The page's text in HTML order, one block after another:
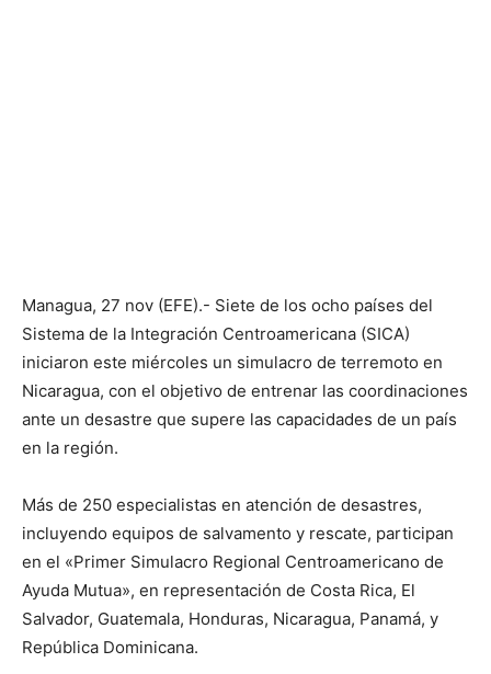
Managua, 27 nov (EFE).- Siete de los ocho países del
Sistema de la Integración Centroamericana (SICA)
iniciaron este miércoles un simulacro de terremoto en
Nicaragua, con el objetivo de entrenar las coordinaciones
ante un desastre que supere las capacidades de un país
en la región.
Más de 250 especialistas en atención de desastres,
incluyendo equipos de salvamento y rescate, participan
en el «Primer Simulacro Regional Centroamericano de
Ayuda Mutua», en representación de Costa Rica, El
Salvador, Guatemala, Honduras, Nicaragua, Panamá, y
República Dominicana.